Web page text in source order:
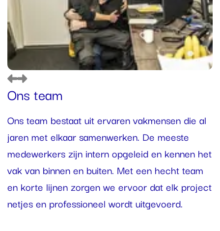
Vorige
Volgende
Ons team
Ons team bestaat uit ervaren vakmensen die al
jaren met elkaar samenwerken. De meeste
medewerkers zijn intern opgeleid en kennen het
vak van binnen en buiten. Met een hecht team
en korte lijnen zorgen we ervoor dat elk project
netjes en professioneel wordt uitgevoerd.